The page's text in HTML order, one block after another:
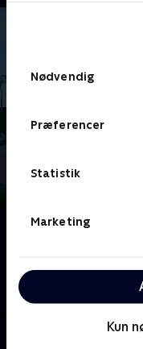
Nødvendig
Præferencer
Statistik
Marketing
Kun
Om Monchhichi
sovevogtere
eventyr.